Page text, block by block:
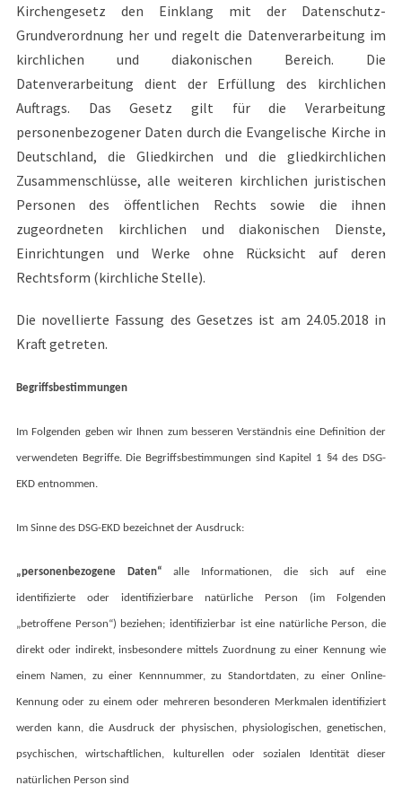
Kirchengesetz den Einklang mit der Datenschutz-
Grundverordnung her und regelt die Datenverarbeitung im
kirchlichen und diakonischen Bereich. Die
Datenverarbeitung dient der Erfüllung des kirchlichen
Auftrags. Das Gesetz gilt für die Verarbeitung
personenbezogener Daten durch die Evangelische Kirche in
Deutschland, die Gliedkirchen und die gliedkirchlichen
Zusammenschlüsse, alle weiteren kirchlichen juristischen
Personen des öffentlichen Rechts sowie die ihnen
zugeordneten kirchlichen und diakonischen Dienste,
Einrichtungen und Werke ohne Rücksicht auf deren
Rechtsform (kirchliche Stelle).
Die novellierte Fassung des Gesetzes ist am 24.05.2018 in
Kraft getreten.
Begriffsbestimmungen
Im Folgenden geben wir Ihnen zum besseren Verständnis eine Definition der
verwendeten Begriffe. Die Begriffsbestimmungen sind Kapitel 1 §4 des DSG-
EKD entnommen.
Im Sinne des DSG-EKD bezeichnet der Ausdruck:
„personenbezogene Daten“ alle Informationen, die sich auf eine
identifizierte oder identifizierbare natürliche Person (im Folgenden
„betroffene Person“) beziehen; identifizierbar ist eine natürliche Person, die
direkt oder indirekt, insbesondere mittels Zuordnung zu einer Kennung wie
einem Namen, zu einer Kennnummer, zu Standortdaten, zu einer Online-
Kennung oder zu einem oder mehreren besonderen Merkmalen identifiziert
werden kann, die Ausdruck der physischen, physiologischen, genetischen,
psychischen, wirtschaftlichen, kulturellen oder sozialen Identität dieser
natürlichen Person sind